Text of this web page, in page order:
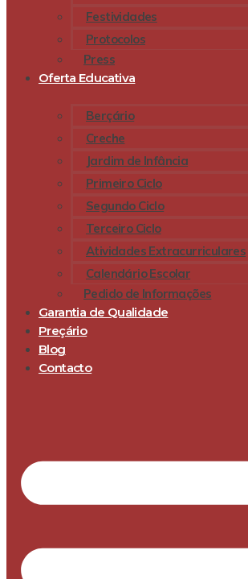
Festividades
Protocolos
Press
Oferta Educativa
Berçário
Creche
Jardim de Infância
Primeiro Ciclo
Segundo Ciclo
Terceiro Ciclo
Atividades Extracurriculares
Calendário Escolar
Pedido de Informações
Garantia de Qualidade
Preçário
Blog
Contacto